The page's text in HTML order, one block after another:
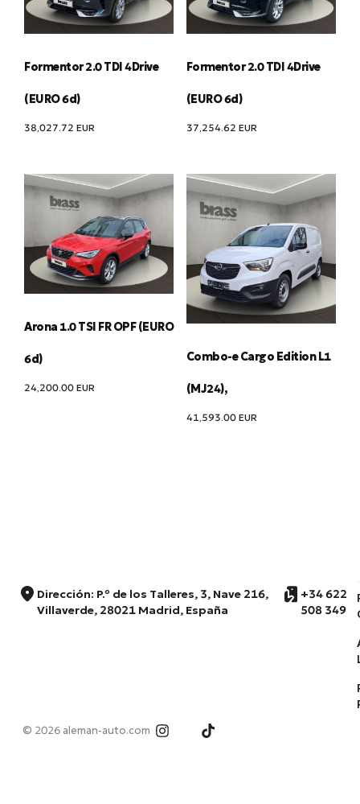
Formentor 2.0 TDI 4Drive
(EURO 6d)
38,027.72 EUR
Formentor 2.0 TDI 4Drive
(EURO 6d)
37,254.62 EUR
Arona 1.0 TSI FR OPF (EURO
6d)
24,200.00 EUR
Combo-e Cargo Edition L1
(MJ24),
41,593.00 EUR
Dirección: P.º de los Talleres, 3, Nave 216,
Villaverde, 28021 Madrid, España
+34 622
508 349
© 2026 aleman-auto.com